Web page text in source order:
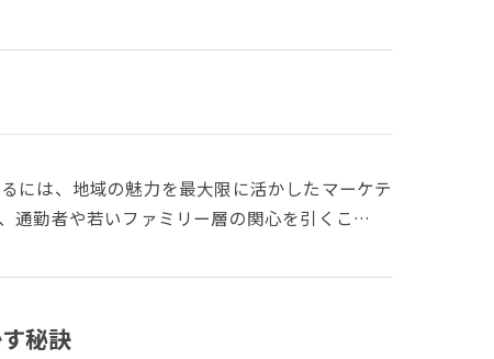
には、地域の魅力を最大限に活かしたマーケテ
通勤者や若いファミリー層の関心を引くこ…
秘訣